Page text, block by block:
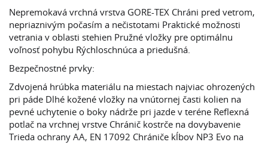
Nepremokavá vrchná vrstva GORE-TEX Chráni pred vetrom,
nepriaznivým počasím a nečistotami Praktické možnosti
vetrania v oblasti stehien Pružné vložky pre optimálnu
voľnosť pohybu Rýchloschnúca a priedušná.
Bezpečnostné prvky:
Zdvojená hrúbka materiálu na miestach najviac ohrozených
pri páde Dlhé kožené vložky na vnútornej časti kolien na
pevné uchytenie o boky nádrže pri jazde v teréne Reflexná
potlač na vrchnej vrstve Chránič kostrče na dovybavenie
Trieda ochrany AA, EN 17092 Chrániče kĺbov NP3 Evo na